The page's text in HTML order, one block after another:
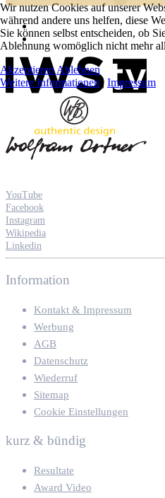
YouTube
Facebook
Instagram
Wikipedia
Linkedin
Information
Kontakt & Impressum
Werbung
AGB
Datenschutz
Wiederruf
Sitemap
Cookie Einstellungen
kurz & bündig
Resultate
Award Video
Wir nutzen Cookies auf unserer
während andere uns helfen, diese
Sie können selbst entscheiden, ob
Ablehnung womöglich nicht mehr
Akzeptieren Ablehnen
Weitere Informationen | Impressum